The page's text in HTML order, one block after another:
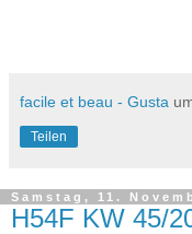
facile et beau - Gusta
Teilen
Samstag, 11.
H54F KW 45/